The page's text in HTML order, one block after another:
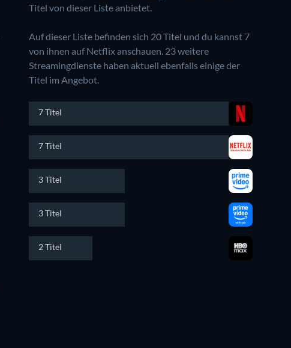
Titel von dieser Liste anbietet.
Auf dieser Liste befinden sich 20 Titel und du kannst 7
von ihnen auf Netflix anschauen. 23 weitere
Streamingdienste haben aktuell ebenfalls einige der
Titel im Angebot.
7 Titel
7 Titel
3 Titel
3 Titel
2 Titel